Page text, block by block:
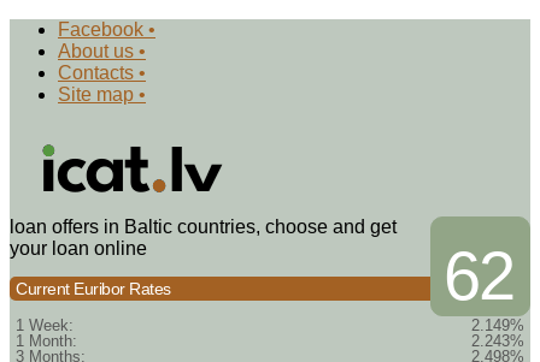
Facebook •
About us •
Contacts •
Site map •
62
loan offers in Baltic countries, choose and get
your loan online
Current Euribor Rates
1 Week:
2.149%
1 Month:
2.243%
3 Months:
2.498%